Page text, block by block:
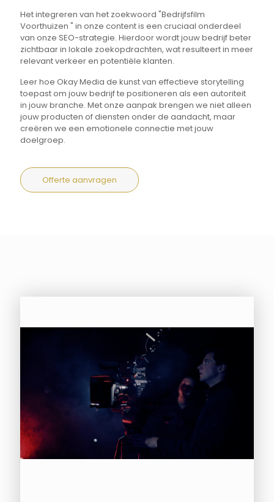
Het integreren van het zoekwoord "Bedrijfsfilm
Voorthuizen " in onze content is een cruciaal onderdeel
van onze SEO-strategie. Hierdoor wordt jouw bedrijf beter
zichtbaar in lokale zoekopdrachten, wat resulteert in meer
relevant verkeer en potentiële klanten.
Leer hoe Okay Media de kunst van effectieve storytelling
toepast om jouw bedrijf te positioneren als een autoriteit
in jouw branche. Met onze aanpak brengen we niet alleen
jouw producten of diensten onder de aandacht, maar
creëren we een emotionele connectie met jouw
doelgroep.
Offerte aanvragen